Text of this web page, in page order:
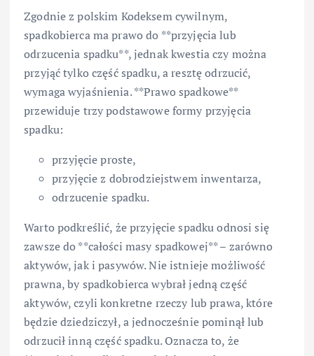
Zgodnie z polskim Kodeksem cywilnym,
spadkobierca ma prawo do **przyjęcia lub
odrzucenia spadku**, jednak kwestia czy można
przyjąć tylko część spadku, a resztę odrzucić,
wymaga wyjaśnienia. **Prawo spadkowe**
przewiduje trzy podstawowe formy przyjęcia
spadku:
przyjęcie proste,
przyjęcie z dobrodziejstwem inwentarza,
odrzucenie spadku.
Warto podkreślić, że przyjęcie spadku odnosi się
zawsze do **całości masy spadkowej** – zarówno
aktywów, jak i pasywów. Nie istnieje możliwość
prawna, by spadkobierca wybrał jedną część
aktywów, czyli konkretne rzeczy lub prawa, które
będzie dziedziczył, a jednocześnie pominął lub
odrzucił inną część spadku. Oznacza to, że